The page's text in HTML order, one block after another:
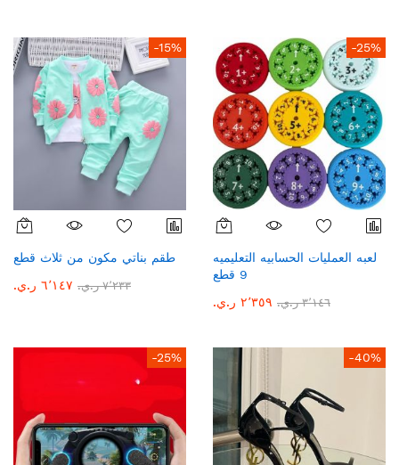
-15%
طقم بناتي مكون من ثلاث قطع
٦٬١٤٧ ر.ي.‏
٧٬٢٣٣ ر.ي.‏
-25%
لعبه العمليات الحسابيه التعليميه
9 قطع
٢٬٣٥٩ ر.ي.‏
٣٬١٤٦ ر.ي.‏
-25% -40%